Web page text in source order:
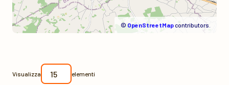
© OpenStreetMapcontributors.
Visualizza elementi